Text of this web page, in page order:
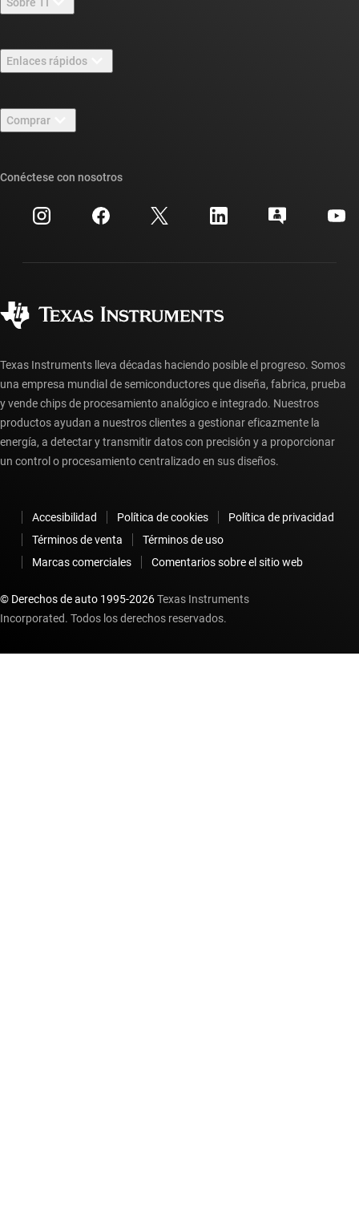
Carreras laborales
Sala de redacción
Eventos
Relaciones con los inversionistas
Enlaces rápidos
Foros de soporte de diseño de TI E2E™
Búsqueda de referencias cruzadas
Centro de atención al cliente
Preguntas frecuentes sobre la cuenta myTI
Comprar
Preguntas frecuentes sobre pedidos
Conéctese con nosotros
Texas Instruments lleva décadas haciendo posible el progreso. Somos
una empresa mundial de semiconductores que diseña, fabrica, prueba
y vende chips de procesamiento analógico e integrado. Nuestros
productos ayudan a nuestros clientes a gestionar eficazmente la
energía, a detectar y transmitir datos con precisión y a proporcionar
un control o procesamiento centralizado en sus diseños.
Accesibilidad Política de cookies
Política de privacidad
Términos de venta
Términos de uso
Marcas comerciales
Comentarios sobre el sitio web
© Derechos de auto 1995-2026Texas Instruments
Incorporated. Todos los derechos reservados.